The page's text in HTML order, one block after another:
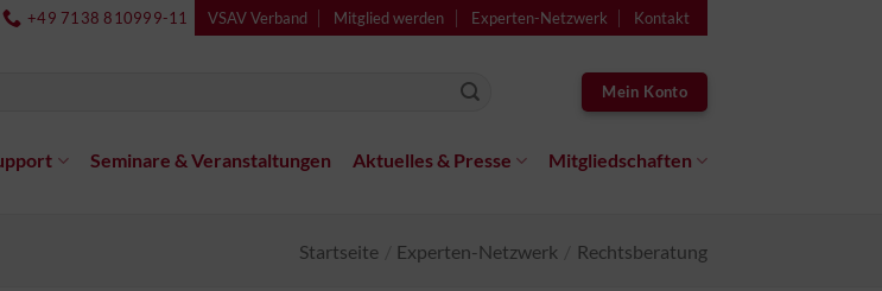
+49 7138 810999-11 VSAV Verband Mitglied werden Experten-Netzwerk Kontakt
Mein Konto
Seminare & Veranstaltungen Aktuelles & Presse Mitgliedschaften
Startseite Experten-Netzwerk Rechtsberatung